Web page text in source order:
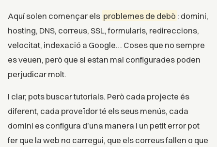
Aquí solen començar els problemes de debò : domini,
hosting, DNS, correus, SSL, formularis, redireccions,
velocitat, indexació a Google… Coses que no sempre
es veuen, però que si estan mal configurades poden
perjudicar molt.
I clar, pots buscar tutorials. Però cada projecte és
diferent, cada proveïdor té els seus menús, cada
domini es configura d’una manera i un petit error pot
fer que la web no carregui, que els correus fallen o que